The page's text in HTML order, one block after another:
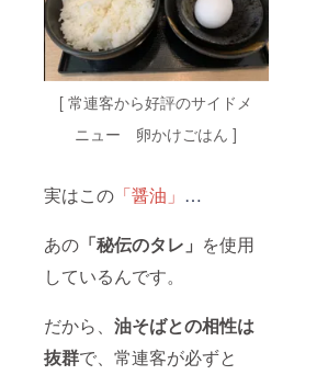
[ 常連客から好評のサイドメ
ニュー 卵かけごはん ]
実はこの 「醤油」 …
あの 「秘伝のタレ」 を使用
しているんです。
だから、 油そばとの相性は
抜群で、常連客が必ずと